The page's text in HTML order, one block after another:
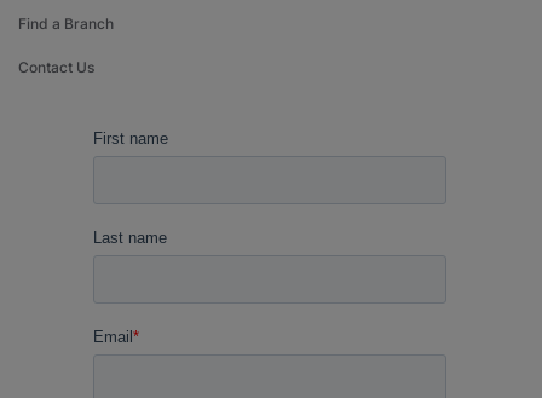
Find a Branch
Contact Us